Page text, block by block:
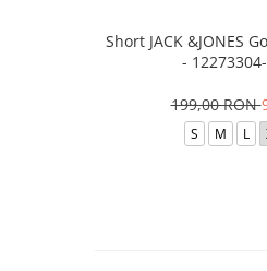
Short JACK &JONES
-
199,00 RON
S M L